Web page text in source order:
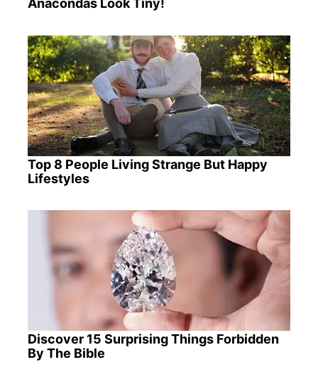
Anacondas Look Tiny!
Top 8 People Living Strange But Happy
Lifestyles
Discover 15 Surprising Things Forbidden
By The Bible